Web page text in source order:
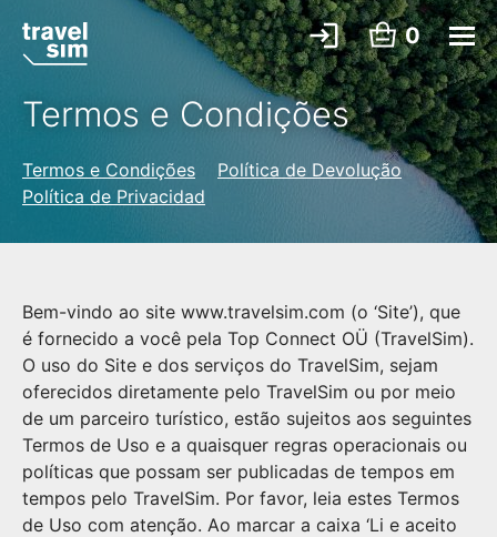
0
Termos e Condições
Termos e Condições
Política de Devolução
Política de Privacidad
Bem-vindo ao site www.travelsim.com (o ‘Site’), que
é fornecido a você pela Top Connect OÜ (TravelSim).
O uso do Site e dos serviços do TravelSim, sejam
oferecidos diretamente pelo TravelSim ou por meio
de um parceiro turístico, estão sujeitos aos seguintes
Termos de Uso e a quaisquer regras operacionais ou
políticas que possam ser publicadas de tempos em
tempos pelo TravelSim. Por favor, leia estes Termos
de Uso com atenção. Ao marcar a caixa ‘Li e aceito